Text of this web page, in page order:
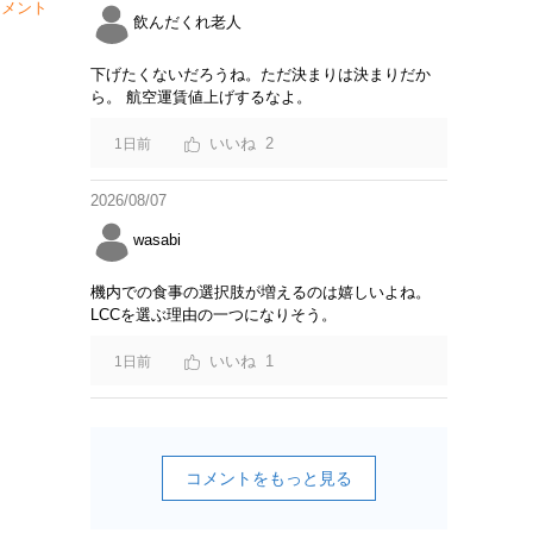
ント
飲んだくれ老人
下げたくないだろうね。ただ決まりは決まりだか
ら。 航空運賃値上げするなよ。
1日前 2
2026/08/07
wasabi
機内での食事の選択肢が増えるのは嬉しいよね。
LCCを選ぶ理由の一つになりそう。
1日前 1
コメントをもっと見る